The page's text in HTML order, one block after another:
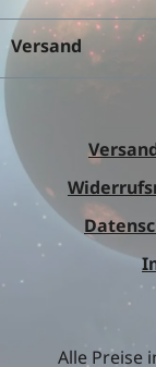
Versand
Alle Preise